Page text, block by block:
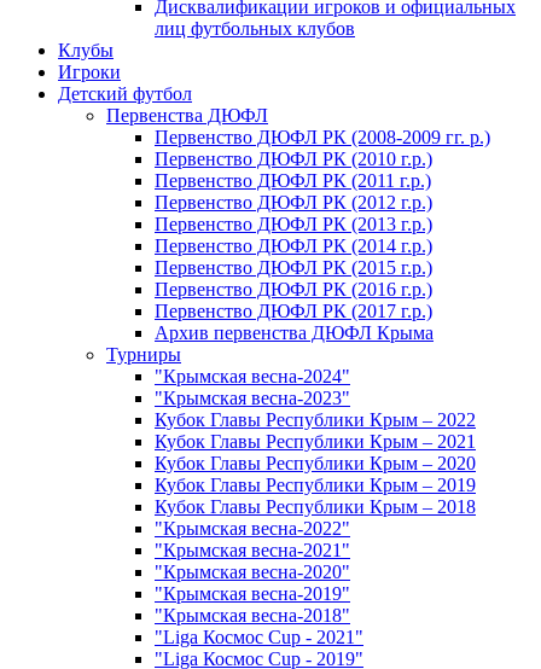
Дисквалификации игроков и официальных
лиц футбольных клубов
Клубы
Игроки
Детский футбол
Первенства ДЮФЛ
Первенство ДЮФЛ РК (2008-2009 гг. р.)
Первенство ДЮФЛ РК (2010 г.р.)
Первенство ДЮФЛ РК (2011 г.р.)
Первенство ДЮФЛ РК (2012 г.р.)
Первенство ДЮФЛ РК (2013 г.р.)
Первенство ДЮФЛ РК (2014 г.р.)
Первенство ДЮФЛ РК (2015 г.р.)
Первенство ДЮФЛ РК (2016 г.р.)
Первенство ДЮФЛ РК (2017 г.р.)
Архив первенства ДЮФЛ Крыма
Турниры
"Крымская весна-2024"
"Крымская весна-2023"
Кубок Главы Республики Крым – 2022
Кубок Главы Республики Крым – 2021
Кубок Главы Республики Крым – 2020
Кубок Главы Республики Крым – 2019
Кубок Главы Республики Крым – 2018
"Крымская весна-2022"
"Крымская весна-2021"
"Крымская весна-2020"
"Крымская весна-2019"
"Крымская весна-2018"
"Liga Космос Cup - 2021"
"Liga Космос Cup - 2019"